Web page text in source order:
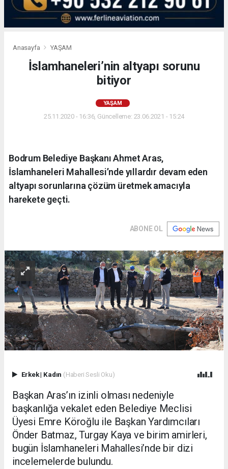
Anasayfa YAŞAM
İslamhaneleri’nin altyapı sorunu
bitiyor
YAŞAM
25.11.2020 - 16:36, Güncelleme: 23.06.2021 - 15:24
Bodrum Belediye Başkanı Ahmet Aras,
İslamhaneleri Mahallesi’nde yıllardır devam eden
altyapı sorunlarına çözüm üretmek amacıyla
harekete geçti.
ABONE OL
Erkek| Kadın (Haberi Sesli Oku)
Başkan Aras’ın izinli olması nedeniyle
başkanlığa vekalet eden Belediye Meclisi
Üyesi Emre Köroğlu ile Başkan Yardımcıları
Önder Batmaz, Turgay Kaya ve birim amirleri,
bugün İslamhaneleri Mahallesi’nde bir dizi
incelemelerde bulundu.